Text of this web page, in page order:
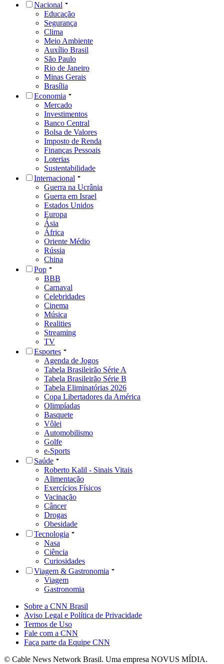
Nacional
Educação
Segurança
Clima
Meio Ambiente
Auxílio Brasil
São Paulo
Rio de Janeiro
Minas Gerais
Brasília
Economia
Mercado
Investimentos
Banco Central
Bolsa de Valores
Imposto de Renda
Finanças Pessoais
Loterias
Sustentabilidade
Internacional
Guerra na Ucrânia
Guerra em Israel
Estados Unidos
Europa
Ásia
África
Oriente Médio
Rússia
China
Pop
BBB
Carnaval
Celebridades
Cinema
Música
Realities
Streaming
TV
Esportes
Agenda de Jogos
Tabela Brasileirão Série A
Tabela Brasileirão Série B
Tabela Eliminatórias 2026
Copa Libertadores da América
Olimpíadas
Basquete
Vôlei
Automobilismo
Golfe
e-Sports
Saúde
Roberto Kalil - Sinais Vitais
Alimentação
Exercícios Físicos
Vacinação
Câncer
Drogas
Obesidade
Tecnologia
Nasa
Ciência
Curiosidades
Viagem & Gastronomia
Viagem
Gastronomia
Sobre a CNN Brasil
Aviso Legal e Política de Privacidade
Termos de Uso
Fale com a CNN
Faça parte da Equipe CNN
© Cable News Network Brasil. Uma empresa NOVUS MÍDIA.